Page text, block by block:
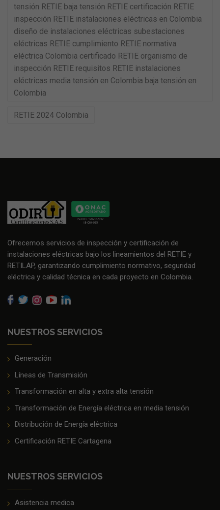
tensión RETIE baja tensión RETIE certificación RETIE
inspección RETIE instalaciones eléctricas en Colombia
diseño de instalaciones eléctricas subestaciones
eléctricas RETIE cumplimiento RETIE normativa
eléctrica Colombia certificado RETIE organismo de
inspección RETIE requisitos RETIE instalaciones
eléctricas media tensión en Colombia baja tensión en
Colombia
RETIE 2024 Colombia
Ofrecemos servicios de inspección y certificación de
instalaciones eléctricas bajo los lineamientos del RETIE y
RETILAP, garantizando cumplimiento normativo, seguridad
eléctrica y calidad técnica en cada proyecto en Colombia.
NUESTROS SERVICIOS
Generación
Líneas de Transmisión
Transformación en alta y extra alta tensión
Transformación de Energía eléctrica en media tensión
Distribución de Energía eléctrica
Certificación RETIE Cartagena
NUESTROS SERVICIOS
Asistencia medica